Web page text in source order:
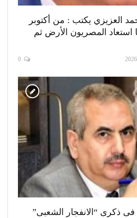
العزيزي يكتب : من أكتوبر
عندما استعاد المصريون الأرض ثم
ذكرى “الانفجار الشعبى”